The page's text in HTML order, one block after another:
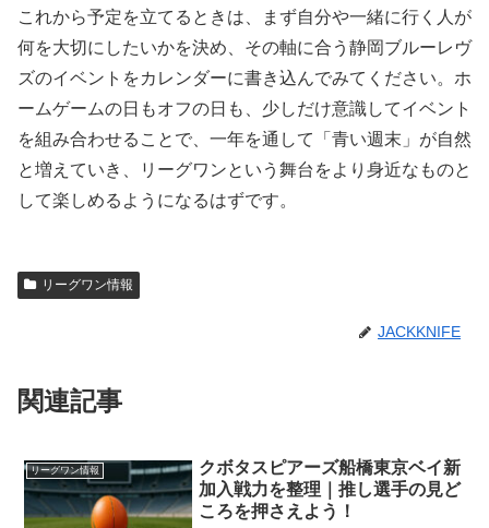
これから予定を立てるときは、まず自分や一緒に行く人が
何を大切にしたいかを決め、その軸に合う静岡ブルーレヴ
ズのイベントをカレンダーに書き込んでみてください。ホ
ームゲームの日もオフの日も、少しだけ意識してイベント
を組み合わせることで、一年を通して「青い週末」が自然
と増えていき、リーグワンという舞台をより身近なものと
して楽しめるようになるはずです。
リーグワン情報
JACKKNIFE
関連記事
リーグワン情報
クボタスピアーズ船橋東京ベイ新
加入戦力を整理｜推し選手の見ど
ころを押さえよう！